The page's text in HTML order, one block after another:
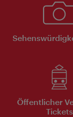
Öffentlicher
Tickets